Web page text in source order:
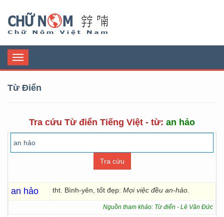
Toggle
navigation
Từ Điển
Tra cứu Từ điển Tiếng Việt - từ: an hảo
an hảo tht. Bình-yên, tốt đẹp: Mọi việc đều an-hảo.
Nguồn tham khảo: Từ điển - Lê Văn Đức